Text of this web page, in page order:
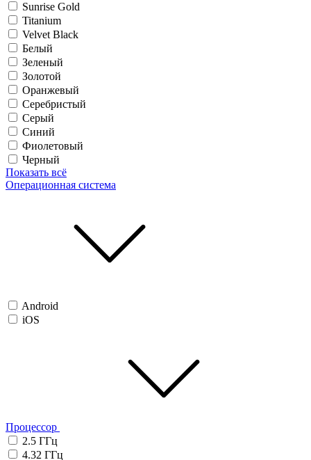
Sunrise Gold
Titanium
Velvet Black
Белый
Зеленый
Золотой
Оранжевый
Серебристый
Серый
Синий
Фиолетовый
Черный
Показать всё
Операционная система
Android
iOS
Процессор
2.5 ГГц
4.32 ГГц